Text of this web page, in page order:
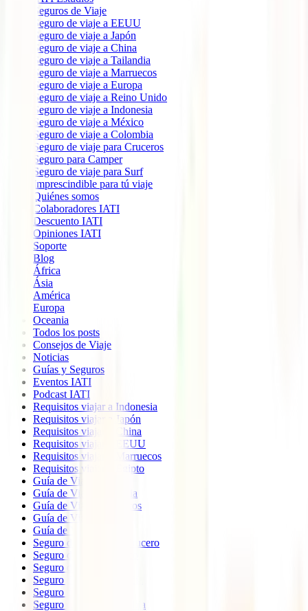
Seguros de Viaje
Seguro de viaje a EEUU
Seguro de viaje a Japón
Seguro de viaje a China
Seguro de viaje a Tailandia
Seguro de viaje a Marruecos
Seguro de viaje a Europa
Seguro de viaje a Reino Unido
Seguro de viaje a Indonesia
Seguro de viaje a México
Seguro de viaje a Colombia
Seguro de viaje para Cruceros
Seguro para Camper
Seguro de viaje para Surf
Imprescindible para tú viaje
Quiénes somos
Colaboradores IATI
Descuento IATI
Opiniones IATI
Soporte
Blog
África
Ásia
América
Europa
Oceania
Todos los posts
Consejos de Viaje
Noticias
Guías y Seguros
Eventos IATI
Podcast IATI
Requisitos viajar a Indonesia
Requisitos viajar a Japón
Requisitos viajar a China
Requisitos viajar a EEUU
Requisitos viajar a Marruecos
Requisitos viajar a Egipto
Guía de Viaje EEUU
Guía de Viaje Indonesia
Guía de Viaje Marruecos
Guía de Viaje México
Guía de Viaje Cuba
Seguro de viaje para Crucero
Seguro de Viaje México
Seguro de viaje Japón
Seguro de viaje Tailandia
Seguro de viaje China
Seguro de viaje Colombia